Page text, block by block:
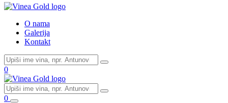
O nama
Galerija
Kontakt
0
0